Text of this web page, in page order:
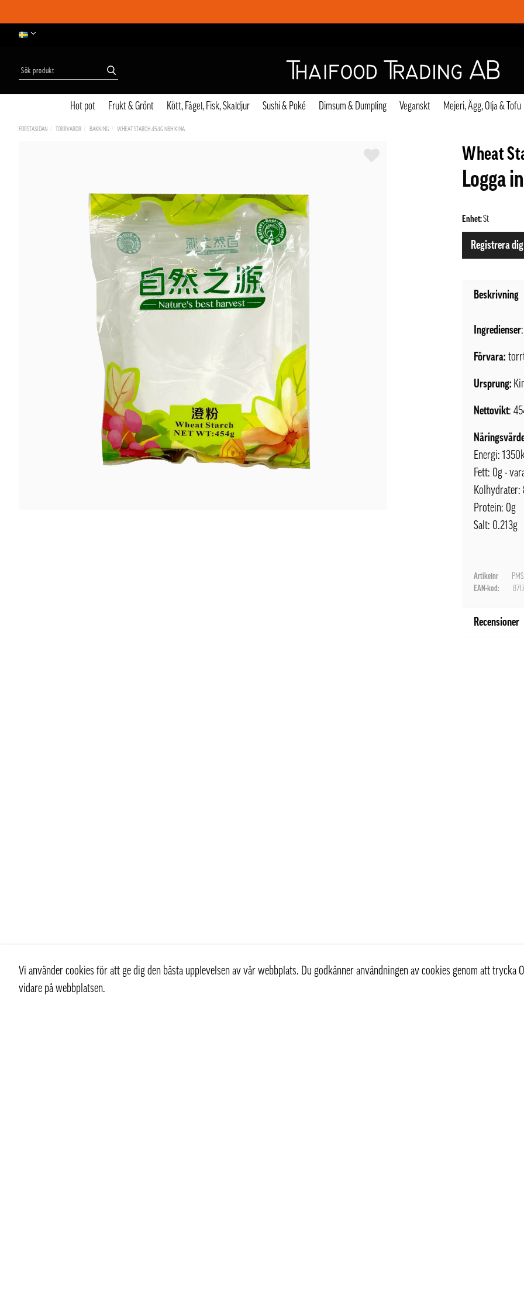
Hot pot Frukt & Grönt Kött, Fågel, Fisk, Skaldjur Sushi & Poké Dimsum & Dumpling Veganskt Mejeri, Ägg, Olja & Tofu
FÖRSTASIDAN TORRVAROR BAKNING WHEAT STARCH 454G NBH KINA
Wheat
Logga
Enhet:St
Registrera dig
Beskrivning
Ingredienser
Förvara:
Ursprung:
Nettovikt:
Energi:
Fett: 0g -
Kolhydrater:
Protein: 0g
Salt: 0.213g
Artikelnr
EAN-kod:
Recensioner
Vi använder cookies för att ge dig den bästa upplevelsen av vår webbplats. Du godkänner användningen av cookies genom att trycka
vidare på webbplatsen.